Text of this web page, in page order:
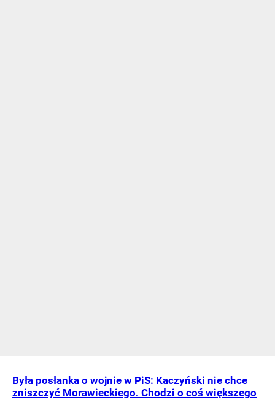
Była posłanka o wojnie w PiS: Kaczyński nie chce
zniszczyć Morawieckiego. Chodzi o coś większego